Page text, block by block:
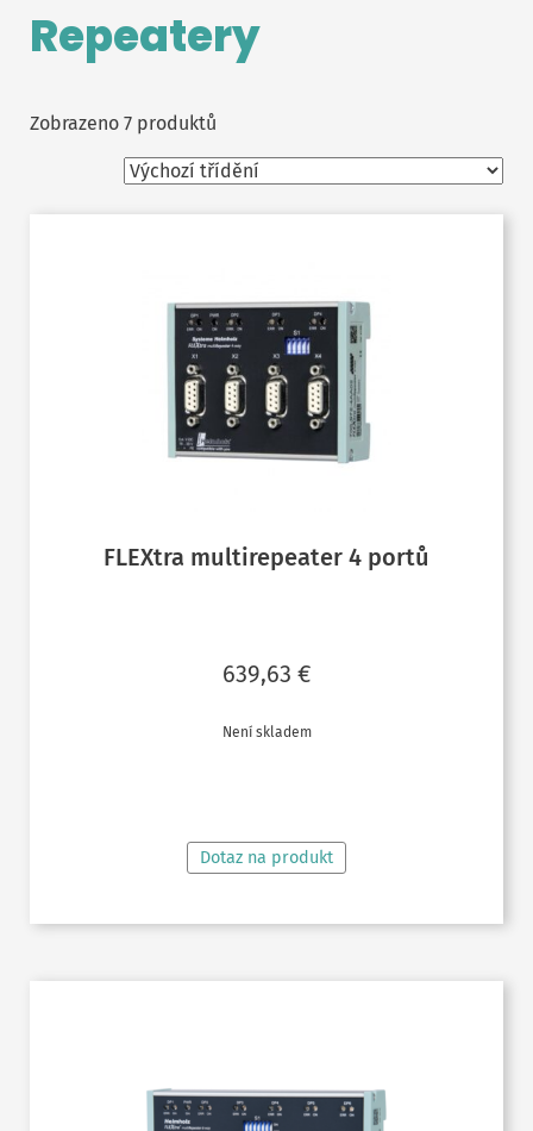
Repeatery
Zobrazeno 7 produktů
FLEXtra multirepeater 4 portů
639,63 €
Není skladem
Dotaz na produkt